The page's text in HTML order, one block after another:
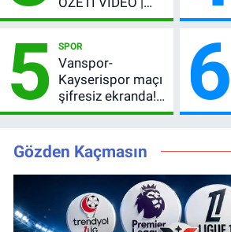
Osimhen attı,
provada kaybetti
5 SPOR
Vanspor-
Kayserispor maçı
şifresiz ekranda!
Saat kaçta, hangi
yayın belli oldu
6
Gözden Kaçmasın